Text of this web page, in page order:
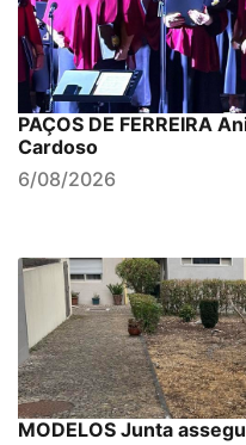
PAÇOS DE FERREIRA
Cardoso
6/08/2026
MODELOS Junta